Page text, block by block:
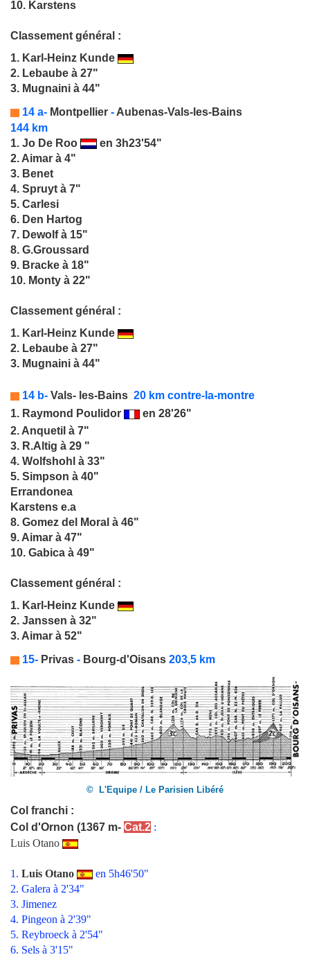
10. Karstens
Classement général :
1. Karl-Heinz Kunde
2. Lebaube à 27"
3. Mugnaini à 44"
14 a- Montpellier - Aubenas-Vals-les-Bains
144 km
1. Jo De Roo
en 3h23'54"
2. Aimar à 4"
3. Benet
4. Spruyt à 7"
5. Carlesi
6. Den Hartog
7. Dewolf à 15"
8. G.Groussard
9. Bracke à 18"
10. Monty à 22"
Classement général :
1. Karl-Heinz Kunde
2. Lebaube à 27"
3. Mugnaini à 44"
14 b- Vals- les-Bains 20 km contre-la-montre
1. Raymond Poulidor
en 28'26"
2. Anquetil à 7"
3. R.Altig à 29 "
4. Wolfshohl à 33"
5. Simpson à 40"
Errandonea
Karstens e.a
8. Gomez del Moral à 46"
9. Aimar à 47"
10. Gabica à 49"
Classement général :
1. Karl-Heinz Kunde
2. Janssen à 32"
3. Aimar à 52"
15- Privas - Bourg-d'Oisans 203,5 km
© L'Equipe / Le Parisien Libéré
Col franchi :
Col d'Ornon (1367 m- Cat.2 :
Luis Otano
1. Luis Otano
en 5h46'50"
2. Galera à 2'34"
3. Jimenez
4. Pingeon à 2'39"
5. Reybroeck à 2'54"
6. Sels à 3'15"